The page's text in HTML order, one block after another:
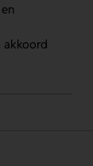
akkoord